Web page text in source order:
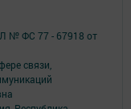
№ ФС 77 - 67918 от
связи,